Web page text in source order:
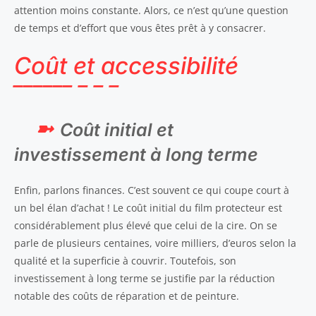
attention moins constante. Alors, ce n’est qu’une question
de temps et d’effort que vous êtes prêt à y consacrer.
Coût et accessibilité
Coût initial et
investissement à long terme
Enfin, parlons finances. C’est souvent ce qui coupe court à
un bel élan d’achat ! Le coût initial du film protecteur est
considérablement plus élevé que celui de la cire. On se
parle de plusieurs centaines, voire milliers, d’euros selon la
qualité et la superficie à couvrir. Toutefois, son
investissement à long terme se justifie par la réduction
notable des coûts de réparation et de peinture.